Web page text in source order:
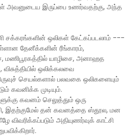
அவனுடைய இருப்பை உணர்வதற்கு, அந்த
சக்கரங்களின் ஒலிகள் கேட்கப்படலாம் ---
தேனீக்களின் ரீங்காரம்,
மணிபூரகத்தில் யாழிசை, அனாஹத
ஒலிக்கலவை
செயல்களால் பலவகை ஒலிகளையும்
கவனிக்க முடியும்.
கவனம் செலுத்தும் ஒரு
இதற்குமேல் தன் கவனத்தை ஸ்தூல, மன
விவரிக்கப்படும் அதியுணர்வுக் காட்சி